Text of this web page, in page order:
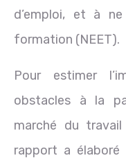
d’emploi, et à
formation (NEET).
Pour estimer
obstacles à la
marché du
rapport a élaboré